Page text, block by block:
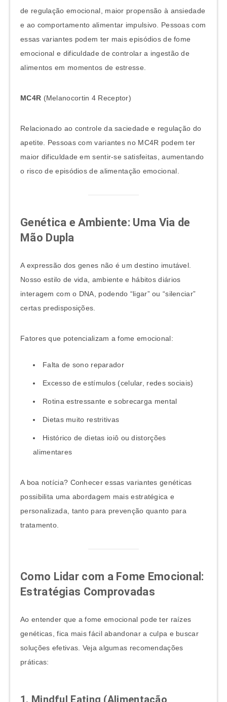
de regulação emocional, maior propensão à ansiedade
e ao comportamento alimentar impulsivo. Pessoas com
essas variantes podem ter mais episódios de fome
emocional e dificuldade de controlar a ingestão de
alimentos em momentos de estresse.
MC4R (Melanocortin 4 Receptor)
Relacionado ao controle da saciedade e regulação do
apetite. Pessoas com variantes no MC4R podem ter
maior dificuldade em sentir-se satisfeitas, aumentando
o risco de episódios de alimentação emocional.
Genética e Ambiente: Uma Via de
Mão Dupla
A expressão dos genes não é um destino imutável.
Nosso estilo de vida, ambiente e hábitos diários
interagem com o DNA, podendo “ligar” ou “silenciar”
certas predisposições.
Fatores que potencializam a fome emocional:
Falta de sono reparador
Excesso de estímulos (celular, redes sociais)
Rotina estressante e sobrecarga mental
Dietas muito restritivas
Histórico de dietas ioiô ou distorções
alimentares
A boa notícia? Conhecer essas variantes genéticas
possibilita uma abordagem mais estratégica e
personalizada, tanto para prevenção quanto para
tratamento.
Como Lidar com a Fome Emocional:
Estratégias Comprovadas
Ao entender que a fome emocional pode ter raízes
genéticas, fica mais fácil abandonar a culpa e buscar
soluções efetivas. Veja algumas recomendações
práticas:
1. Mindful Eating (Alimentação